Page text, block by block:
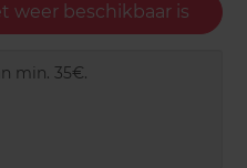
weer beschikbaar is
min. 35€.